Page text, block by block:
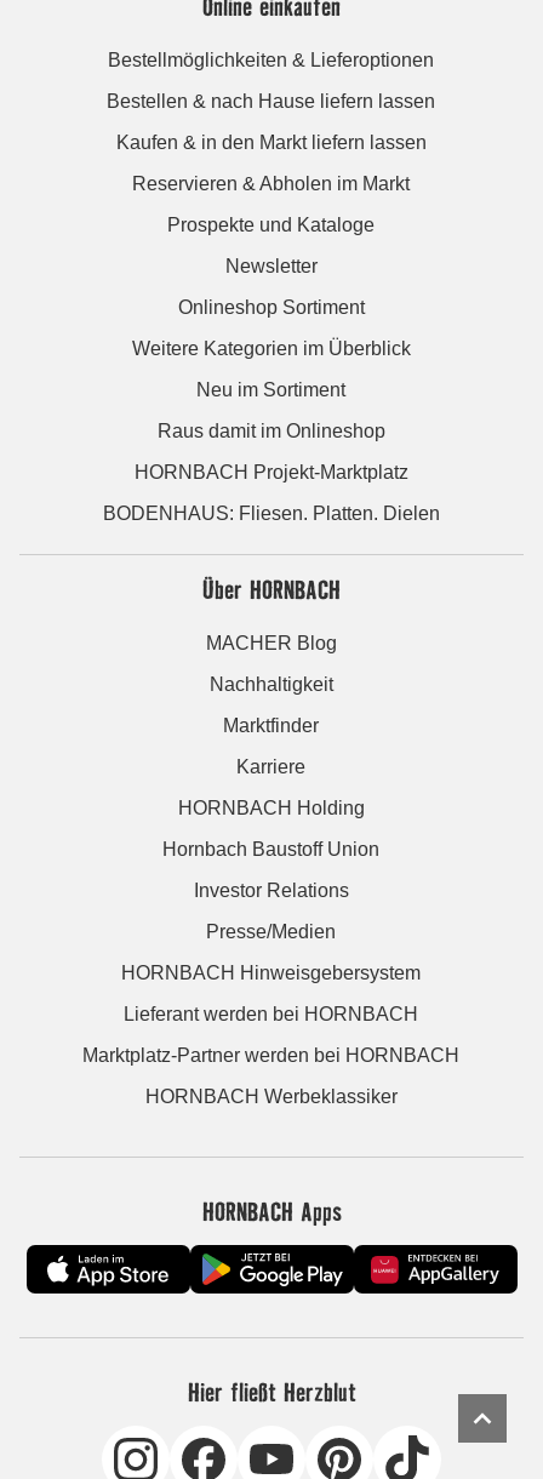
Bestellmöglichkeiten & Lieferoptionen
Bestellen & nach Hause liefern lassen
Kaufen & in den Markt liefern lassen
Reservieren & Abholen im Markt
Prospekte und Kataloge
Newsletter
Onlineshop Sortiment
Weitere Kategorien im Überblick
Neu im Sortiment
Raus damit im Onlineshop
HORNBACH Projekt-Marktplatz
BODENHAUS: Fliesen. Platten. Dielen
Über HORNBACH
MACHER Blog
Nachhaltigkeit
Marktfinder
Karriere
HORNBACH Holding
Hornbach Baustoff Union
Investor Relations
Presse/Medien
HORNBACH Hinweisgebersystem
Lieferant werden bei HORNBACH
Marktplatz-Partner werden bei HORNBACH
HORNBACH Werbeklassiker
HORNBACH Apps
Hier fließt Herzblut